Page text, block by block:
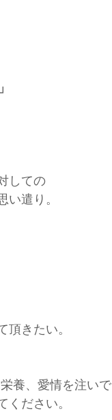
しての
い遣り。
きたい。
養、愛情を注いで
ください。